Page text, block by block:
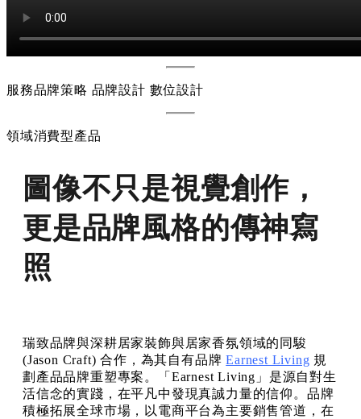
服務品牌策略 品牌設計 數位設計
領域消費型產品
圖像不只是視覺創作，
更是品牌風格的傳神寫
照
瑞致品牌與深耕居家裝飾與居家香氛領域的同駿
(Jason Craft) 合作，為其自有品牌Earnest Living 規
劃產品品牌重塑專案。「Earnest Living」是源自對生
活信念的實踐，在平凡中發現真誠力量的信仰。品牌
積極拓展全球市場，以電商平台為主要銷售管道，在